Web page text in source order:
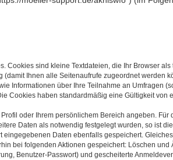
Cookies sind kleine Textdateien, die Ihr Browser
Ihnen alle Seitenaufrufe zugeordnet werden
Informationen über Ihre Teilnahme an Umfragen
Cookies haben standardmäßig eine Gültigkeit
oder Ihrem persönlichem Bereich angeben.
Daten als notwendig festgelegt wurden, so ist
Daten ebenfalls gespeichert.
bei folgenden Aktionen gespeichert: Löschen
Benutzer-Passwort) und gescheiterte